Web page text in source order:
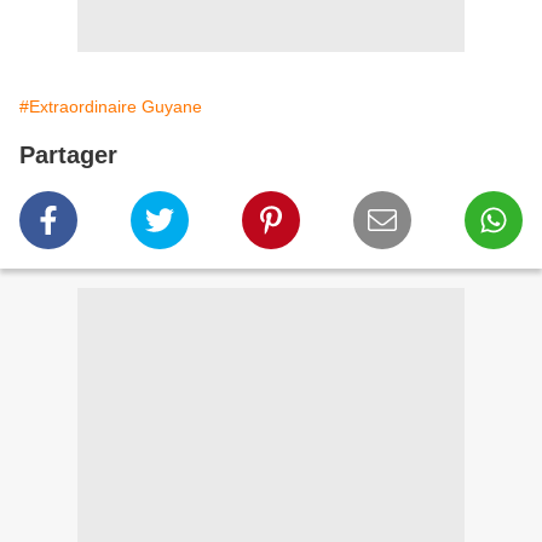
#Extraordinaire Guyane
Partager